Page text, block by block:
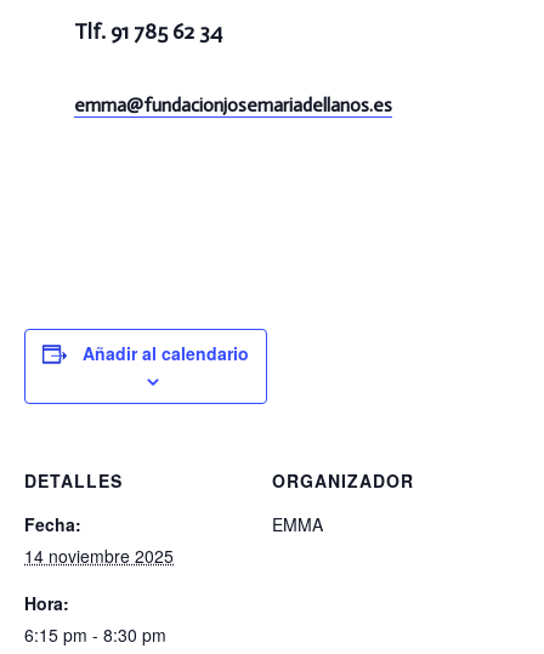
Tlf. 91 785 62 34
emma@fundacionjosemariadellanos.es
Añadir al calendario
DETALLES
Fecha:
14 noviembre 2025
Hora:
6:15 pm - 8:30 pm
ORGANIZADOR
EMMA